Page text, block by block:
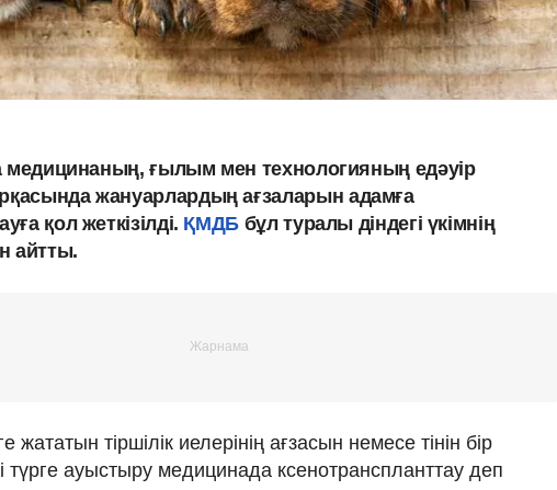
медицинаның, ғылым мен технологияның едәуір
жануарлардың ағзаларын адамға
қол жеткізілді. ҚМДБ бұл туралы діндегі үкімнің
айтты.
жататын тіршілік иелерінің ағзасын немесе тінін бір
түрге ауыстыру медицинада ксенотранспланттау деп